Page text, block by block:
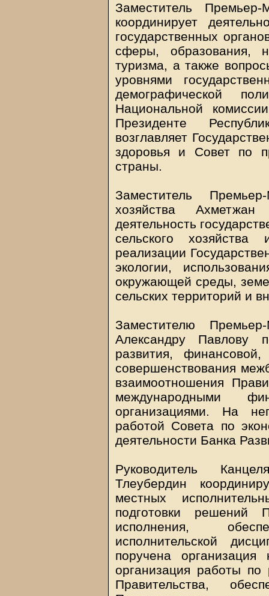
Заместитель
координирует
государственных
сферы, образования,
туризма, а также
уровнями
демографической
Национальной
Президенте
возглавляет
здоровья и Совет по
страны.
Заместитель
хозяйства
деятельность
сельского хозяйства
реализации
экологии,
окружающей среды,
сельских территорий и
Заместителю
Александру Павлову
развития,
совершенствования
взаимоотношения
международными
организациями. На
работой Совета по
деятельности Банка
Руководитель
Тлеубердин
местных
подготовки решений
исполнения,
исполнительской
поручена организация
организация работы по
Правительства,